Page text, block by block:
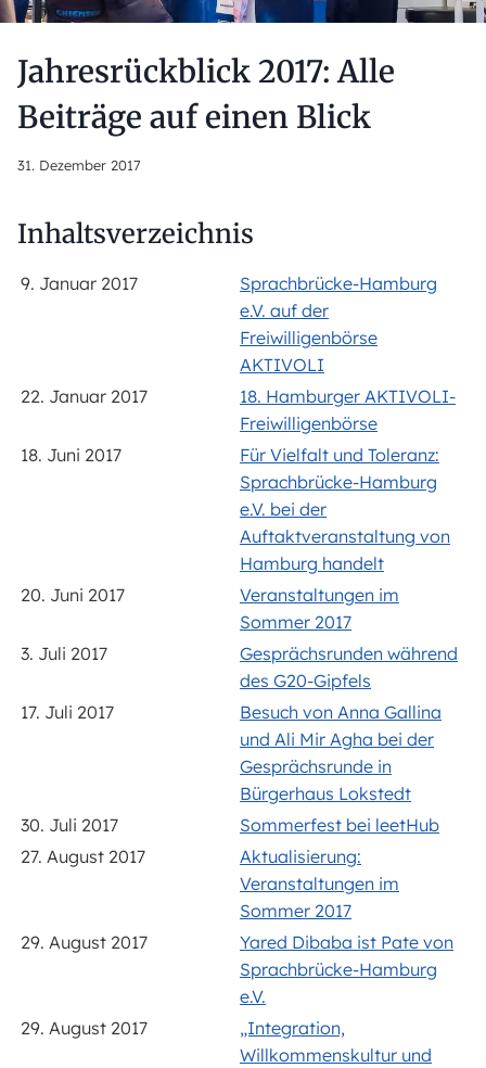
Jahresrückblick 2017: Alle
Beiträge auf einen Blick
31. Dezember 2017
Inhaltsverzeichnis
9. Januar 2017
Sprachbrücke-Hamburg
e.V. auf der
Freiwilligenbörse
AKTIVOLI
22. Januar 2017
18. Hamburger AKTIVOLI-
Freiwilligenbörse
18. Juni 2017
Für Vielfalt und Toleranz:
Sprachbrücke-Hamburg
e.V. bei der
Auftaktveranstaltung von
Hamburg handelt
20. Juni 2017
Veranstaltungen im
Sommer 2017
3. Juli 2017
Gesprächsrunden während
des G20-Gipfels
17. Juli 2017
Besuch von Anna Gallina
und Ali Mir Agha bei der
Gesprächsrunde in
Bürgerhaus Lokstedt
30. Juli 2017
Sommerfest bei leetHub
27. August 2017
Aktualisierung:
Veranstaltungen im
Sommer 2017
29. August 2017
Yared Dibaba ist Pate von
Sprachbrücke-Hamburg
e.V.
29. August 2017
„Integration,
Willkommenskultur und